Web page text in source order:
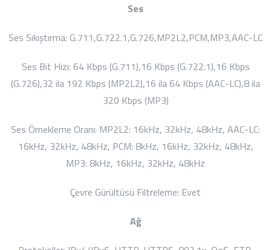
Ses
Ses Sıkıştırma: G.711,G.722.1,G.726,MP2L2,PCM,MP3,AAC-LC
Ses Bit Hızı: 64 Kbps (G.711),16 Kbps (G.722.1),16 Kbps
(G.726),32 ila 192 Kbps (MP2L2),16 ila 64 Kbps (AAC-LC),8 ila
320 Kbps (MP3)
Ses Örnekleme Oranı: MP2L2: 16kHz, 32kHz, 48kHz, AAC-LC:
16kHz, 32kHz, 48kHz, PCM: 8kHz, 16kHz, 32kHz, 48kHz,
MP3: 8kHz, 16kHz, 32kHz, 48kHz
Çevre Gürültüsü Filtreleme: Evet
Ağ